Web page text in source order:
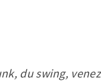
du swing, venez